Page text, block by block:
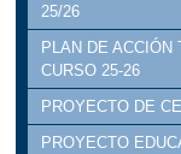
25/26
PLAN DE ACCIÓN
CURSO 25-26
PROYECTO DE
PROYECTO